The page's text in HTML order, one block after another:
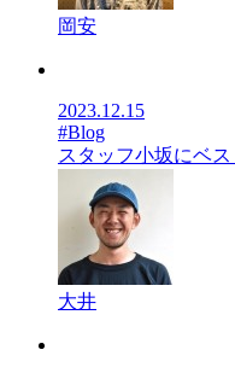
岡安
2023.12.15
#Blog
スタッフ小坂にベス
大井